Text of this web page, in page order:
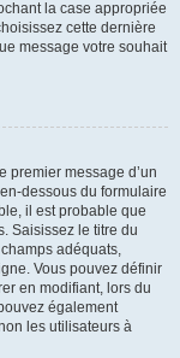
la case appropriée
cette dernière
message votre souhait
premier message d’un
dessous du formulaire
il est probable que
Saisissez le titre du
adéquats,
Vous pouvez définir
en modifiant, lors du
également
les utilisateurs à